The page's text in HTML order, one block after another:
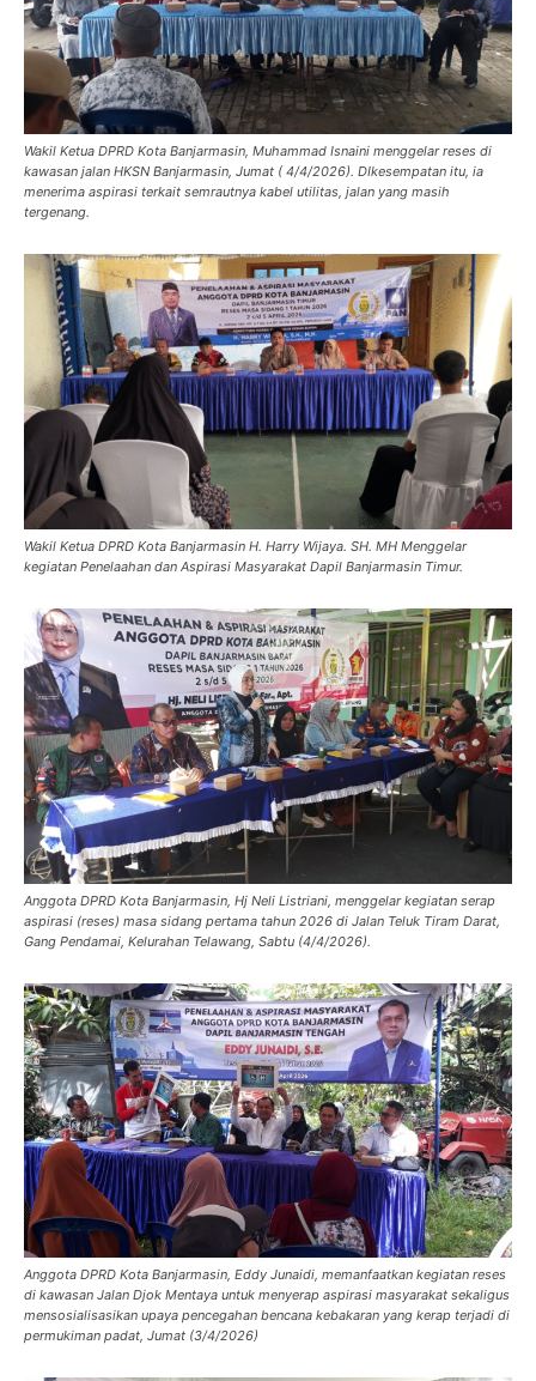
Wakil Ketua DPRD Kota Banjarmasin, Muhammad Isnaini menggelar reses di
kawasan jalan HKSN Banjarmasin, Jumat ( 4/4/2026). DIkesempatan itu, ia
menerima aspirasi terkait semrautnya kabel utilitas, jalan yang masih
tergenang.
Wakil Ketua DPRD Kota Banjarmasin H. Harry Wijaya. SH. MH Menggelar
kegiatan Penelaahan dan Aspirasi Masyarakat Dapil Banjarmasin Timur.
Anggota DPRD Kota Banjarmasin, Hj Neli Listriani, menggelar kegiatan serap
aspirasi (reses) masa sidang pertama tahun 2026 di Jalan Teluk Tiram Darat,
Gang Pendamai, Kelurahan Telawang, Sabtu (4/4/2026).
Anggota DPRD Kota Banjarmasin, Eddy Junaidi, memanfaatkan kegiatan reses
di kawasan Jalan Djok Mentaya untuk menyerap aspirasi masyarakat sekaligus
mensosialisasikan upaya pencegahan bencana kebakaran yang kerap terjadi di
permukiman padat, Jumat (3/4/2026)